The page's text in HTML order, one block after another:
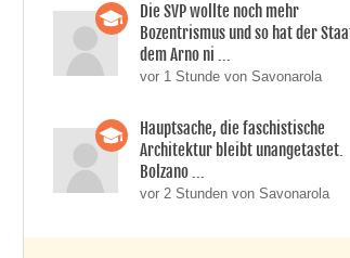
Die SVP wollte noch mehr
Bozentrismus und so hat der
dem Arno ni ...
vor 1 Stunde von Savonarola
Hauptsache, die faschistische
Architektur bleibt unangetastet.
Bolzano ...
vor 2 Stunden von Savonarola